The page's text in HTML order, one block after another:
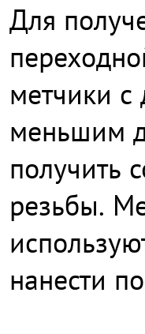
Для
метчики
меньшим
получить
резьбы.
нанести